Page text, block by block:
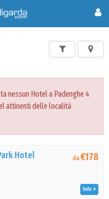
nessun Hotel a Padenghe 4
attinenti delle località
Hotel
da€178
Info